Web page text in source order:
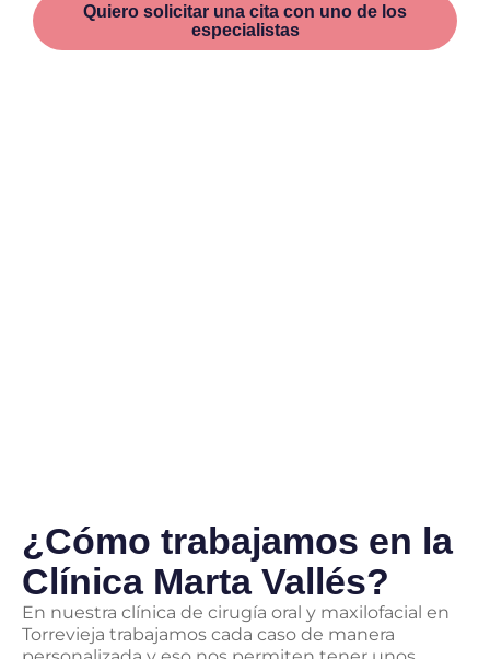
Quiero solicitar una cita con uno de los
especialistas
¿Cómo trabajamos en la
Clínica Marta Vallés?
En nuestra clínica de cirugía oral y maxilofacial en
Torrevieja trabajamos cada caso de manera